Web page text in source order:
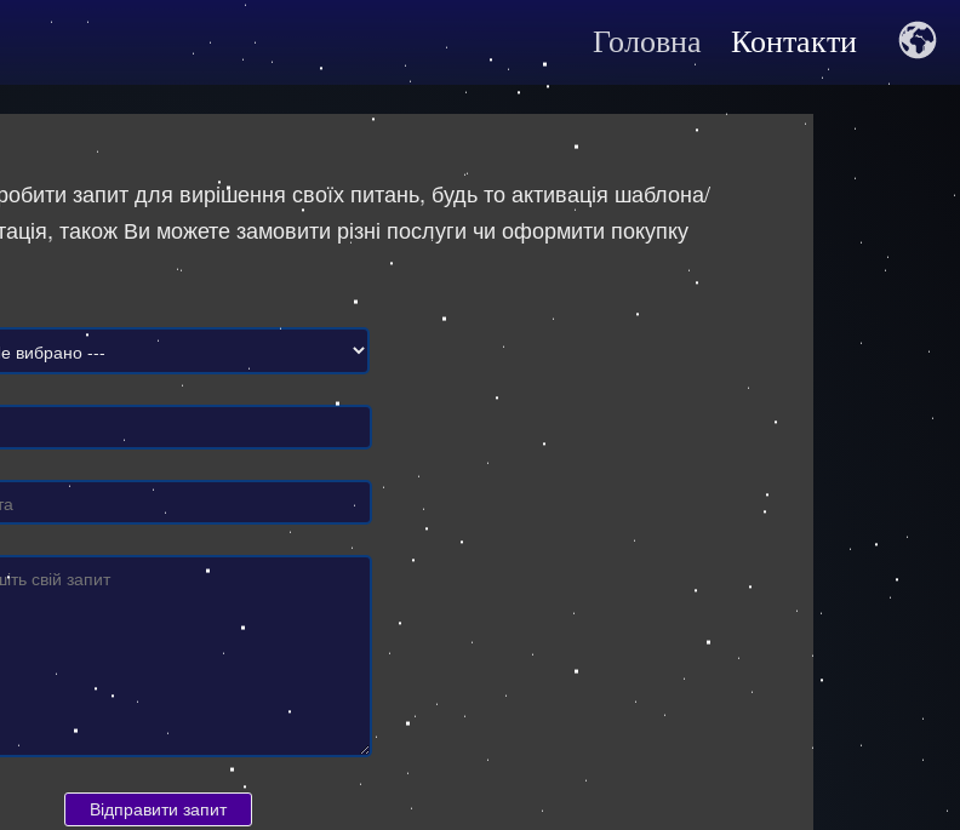
Головна Контакти
запит для вирішення своїх питань, будь то активація шаблона/
також Ви можете замовити різні послуги чи оформити покупку